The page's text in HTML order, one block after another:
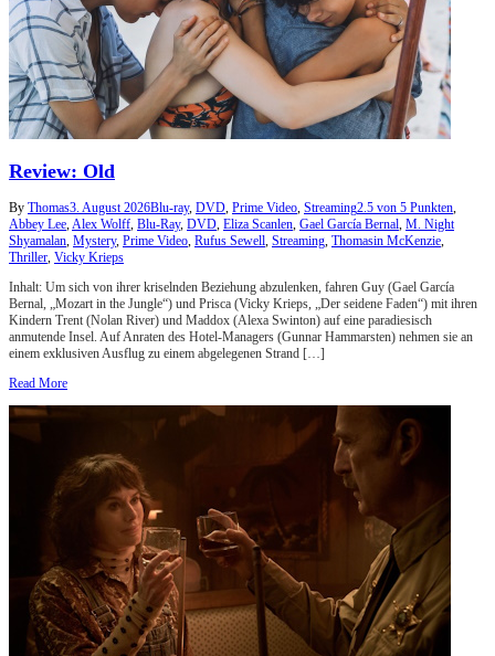
Review: Old
By Thomas3. August 2026Blu-ray, DVD, Prime Video, Streaming2.5 von 5 Punkten,
Abbey Lee,Alex Wolff, Blu-Ray, DVD, Eliza Scanlen, Gael García Bernal, M. Night
Shyamalan, Mystery, Prime Video, Rufus Sewell, Streaming, Thomasin McKenzie,
Thriller, Vicky Krieps
Inhalt: Um sich von ihrer kriselnden Beziehung abzulenken, fahren Guy (Gael García
Bernal, „Mozart in the Jungle“) und Prisca (Vicky Krieps, „Der seidene Faden“) mit ihren
Kindern Trent (Nolan River) und Maddox (Alexa Swinton) auf eine paradiesisch
anmutende Insel. Auf Anraten des Hotel-Managers (Gunnar Hammarsten) nehmen sie an
einem exklusiven Ausflug zu einem abgelegenen Strand […]
Read More